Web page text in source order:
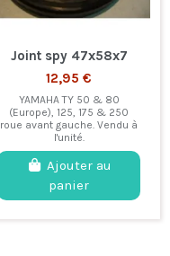
Joint spy 47x58x7
12,95 €
YAMAHA TY 50 & 80
(Europe), 125, 175 & 250
roue avant gauche. Vendu à
l'unité.
Ajouter au
panier